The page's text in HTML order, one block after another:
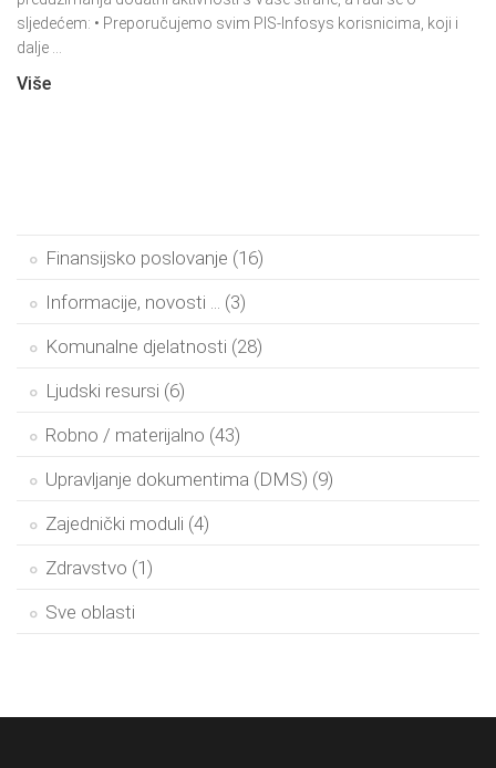
sljedećem: • Preporučujemo svim PIS-Infosys korisnicima, koji i
dalje ...
Više
Finansijsko poslovanje (16)
Informacije, novosti ... (3)
Komunalne djelatnosti (28)
Ljudski resursi (6)
Robno / materijalno (43)
Upravljanje dokumentima (DMS) (9)
Zajednički moduli (4)
Zdravstvo (1)
Sve oblasti